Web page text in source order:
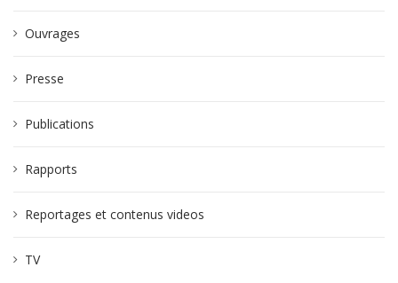
Ouvrages
Presse
Publications
Rapports
Reportages et contenus videos
TV